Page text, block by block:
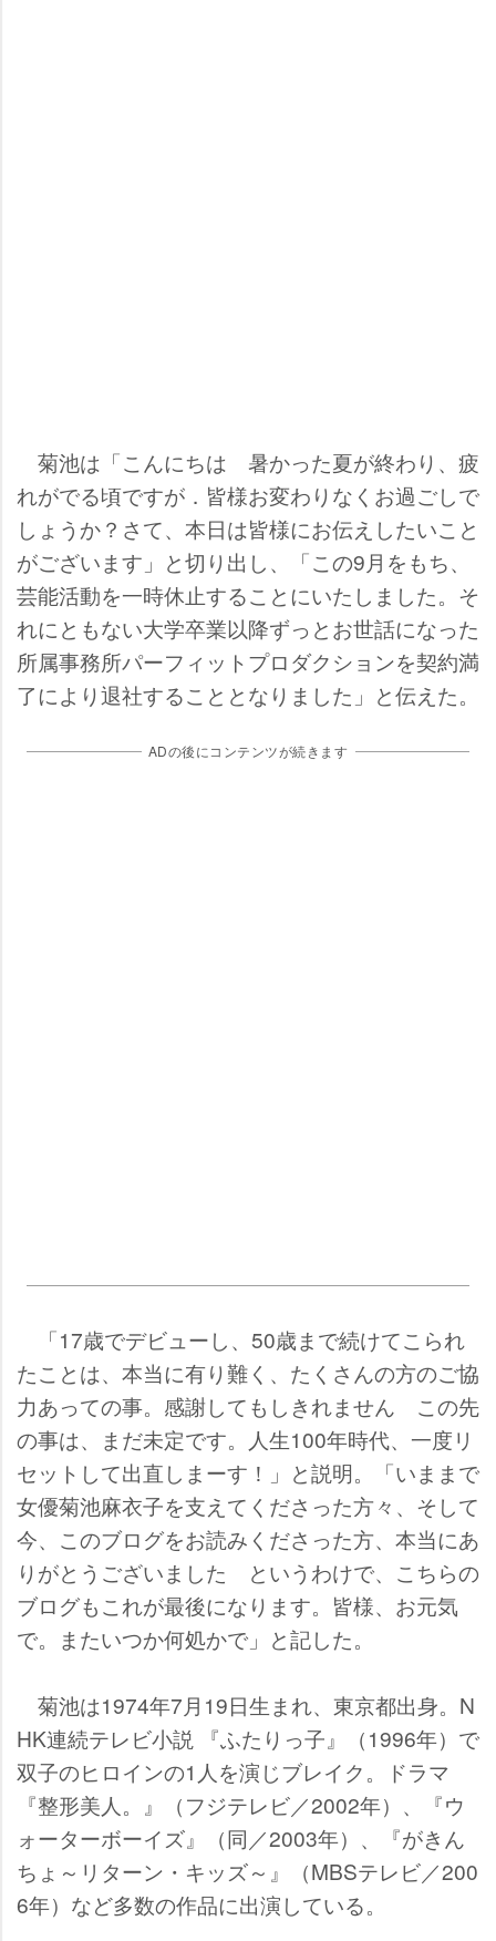
菊池は「こんにちは 暑かった夏が終わり、疲
れがでる頃ですが．皆様お変わりなくお過ごしで
しょうか？さて、本日は皆様にお伝えしたいこと
がございます」と切り出し、「この9月をもち、
芸能活動を一時休止することにいたしました。そ
れにともない大学卒業以降ずっとお世話になった
所属事務所パーフィットプロダクションを契約満
了により退社することとなりました」と伝えた。
ADの後にコンテンツが続きます
「17歳でデビューし、50歳まで続けてこられ
たことは、本当に有り難く、たくさんの方のご協
力あっての事。感謝してもしきれません この先
の事は、まだ未定です。人生100年時代、一度リ
セットして出直しまーす！」と説明。「いままで
女優菊池麻衣子を支えてくださった方々、そして
今、このブログをお読みくださった方、本当にあ
りがとうございました というわけで、こちらの
ブログもこれが最後になります。皆様、お元気
で。またいつか何処かで」と記した。
菊池は1974年7月19日生まれ、東京都出身。N
HK連続テレビ小説 『ふたりっ子』（1996年）で
双子のヒロインの1人を演じブレイク。ドラマ
『整形美人。』（フジテレビ／2002年）、『ウ
ォーターボーイズ』（同／2003年）、『がきん
ちょ～リターン・キッズ～』（MBSテレビ／200
6年）など多数の作品に出演している。